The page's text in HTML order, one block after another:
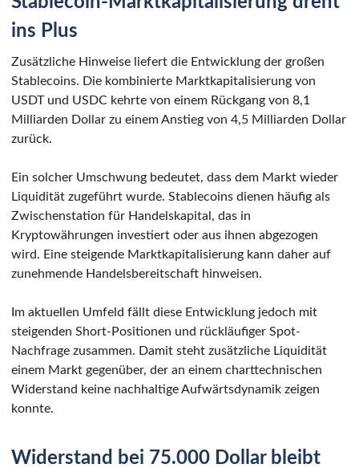
ins Plus
Zusätzliche Hinweise liefert die Entwicklung der großen
Stablecoins. Die kombinierte Marktkapitalisierung von
USDT und USDC kehrte von einem Rückgang von 8,1
Milliarden Dollar zu einem Anstieg von 4,5 Milliarden Dollar
zurück.
Ein solcher Umschwung bedeutet, dass dem Markt wieder
Liquidität zugeführt wurde. Stablecoins dienen häufig als
Zwischenstation für Handelskapital, das in
Kryptowährungen investiert oder aus ihnen abgezogen
wird. Eine steigende Marktkapitalisierung kann daher auf
zunehmende Handelsbereitschaft hinweisen.
Im aktuellen Umfeld fällt diese Entwicklung jedoch mit
steigenden Short-Positionen und rückläufiger Spot-
Nachfrage zusammen. Damit steht zusätzliche Liquidität
einem Markt gegenüber, der an einem charttechnischen
Widerstand keine nachhaltige Aufwärtsdynamik zeigen
konnte.
Widerstand bei 75.000 Dollar bleibt